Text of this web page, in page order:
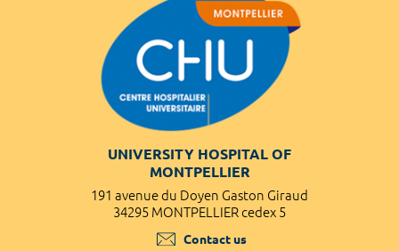
UNIVERSITY HOSPITAL OF
MONTPELLIER
191 avenue du Doyen Gaston Giraud
34295 MONTPELLIER cedex 5
Contact us